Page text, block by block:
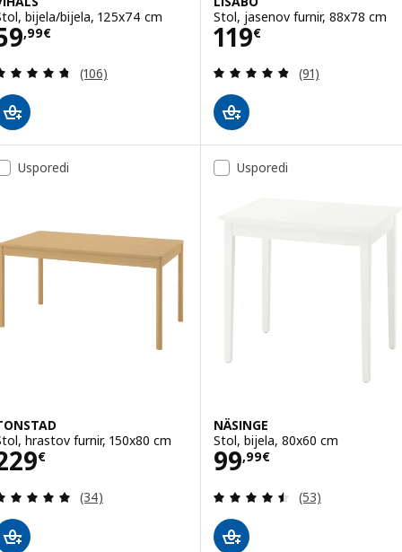
bijela/bijela, 125x74 cm
,99€ 59,99€
Revizija: 4.7 od 5 zvjezdica. Ukupno recenzija:
(106)
Stol, jasenov furnir, 88x78 cm
119€
Cijena 119€
Revizija: 4.8
(91)
Usporedi
hrastov furnir, 150x80 cm
€ 229€
Revizija: 4.9 od 5 zvjezdica. Ukupno recenzija:
(34)
Usporedi
NÄSINGE
Stol, bijela, 80x60 cm
99,99€
Cijena 99,99€
Revizija: 4.5
(53)